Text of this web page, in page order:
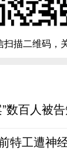
扫描二维码，
数百人被
特工遭神